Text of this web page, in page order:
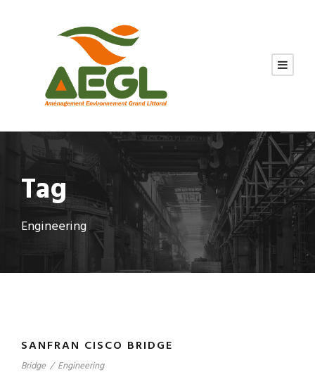
Tag
Engineering
SANFRAN CISCO BRIDGE
Bridge / Engineering